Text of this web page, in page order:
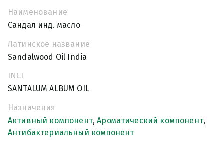
Наименование
Сандал инд. масло
Латинское название
Sandalwood Oil India
INCI
SANTALUM ALBUM OIL
Назначения
Активный компонент,Ароматический компонент,
Антибактериальный компонент